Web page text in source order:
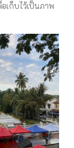
เก็บไว้เป็นภาพ